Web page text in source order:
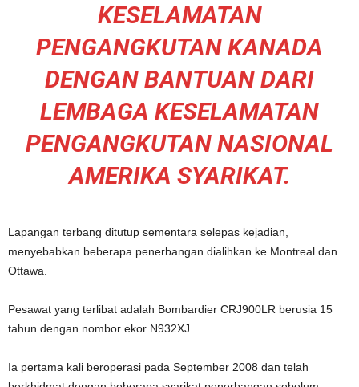
KESELAMATAN
PENGANGKUTAN KANADA
DENGAN BANTUAN DARI
LEMBAGA KESELAMATAN
PENGANGKUTAN NASIONAL
AMERIKA SYARIKAT.
Lapangan terbang ditutup sementara selepas kejadian,
menyebabkan beberapa penerbangan dialihkan ke Montreal dan
Ottawa.
Pesawat yang terlibat adalah Bombardier CRJ900LR berusia 15
tahun dengan nombor ekor N932XJ.
Ia pertama kali beroperasi pada September 2008 dan telah